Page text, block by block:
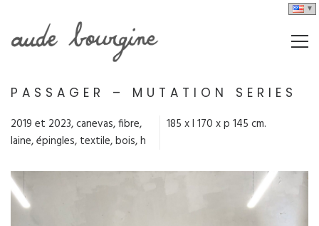
PASSAGER – MUTATION SERIES
2019 et 2023, canevas, fibre,
laine, épingles, textile, bois, h
185 x l 170 x p 145 cm.